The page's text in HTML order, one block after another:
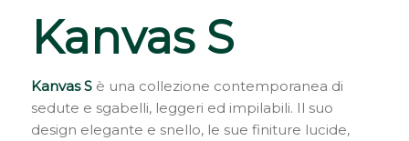
Kanvas S
Kanvas Sè una collezione contemporanea di
sedute e sgabelli, leggeri ed impilabili. Il suo
design elegante e snello, le sue finiture lucide,